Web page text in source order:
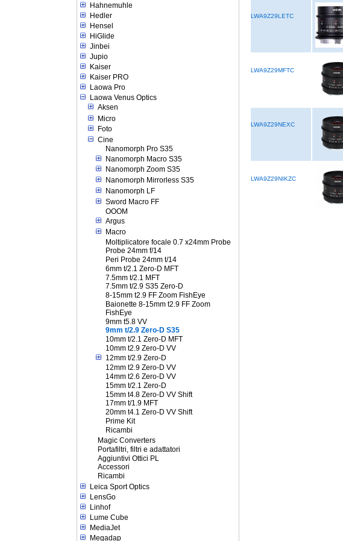
Hahnemuhle
Hedler
Hensel
HiGlide
Jinbei
Jupio
Kaiser
Kaiser PRO
Laowa Pro
Laowa Venus Optics
Aksen
Micro
Foto
Cine
Nanomorph Pro S35
Nanomorph Macro S35
Nanomorph Zoom S35
Nanomorph Mirrorless S35
Nanomorph LF
Sword Macro FF
OOOM
Argus
Macro
Moltiplicatore focale 0.7 x24mm Probe
Probe 24mm f/14
Peri Probe 24mm t/14
6mm t/2.1 Zero-D MFT
7.5mm t/2.1 MFT
7.5mm t/2.9 S35 Zero-D
8-15mm t2.9 FF Zoom FishEye
Baionette 8-15mm t2.9 FF Zoom
FishEye
9mm t5.8 VV
9mm t/2.9 Zero-D S35
10mm t/2.1 Zero-D MFT
10mm t2.9 Zero-D VV
12mm t/2.9 Zero-D
12mm t2.9 Zero-D VV
14mm t2.6 Zero-D VV
15mm t/2.1 Zero-D
15mm t4.8 Zero-D VV Shift
17mm t/1.9 MFT
20mm t4.1 Zero-D VV Shift
Prime Kit
Ricambi
Magic Converters
Portafiltri, filtri e adattatori
Aggiuntivi Ottici PL
Accessori
Ricambi
Leica Sport Optics
LensGo
Linhof
Lume Cube
MediaJet
Megadap
LWA9Z29LETC
LWA9Z29MFTC
LWA9Z29NEXC
LWA9Z29NIKZC